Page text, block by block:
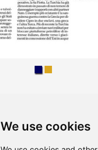
We use cookies